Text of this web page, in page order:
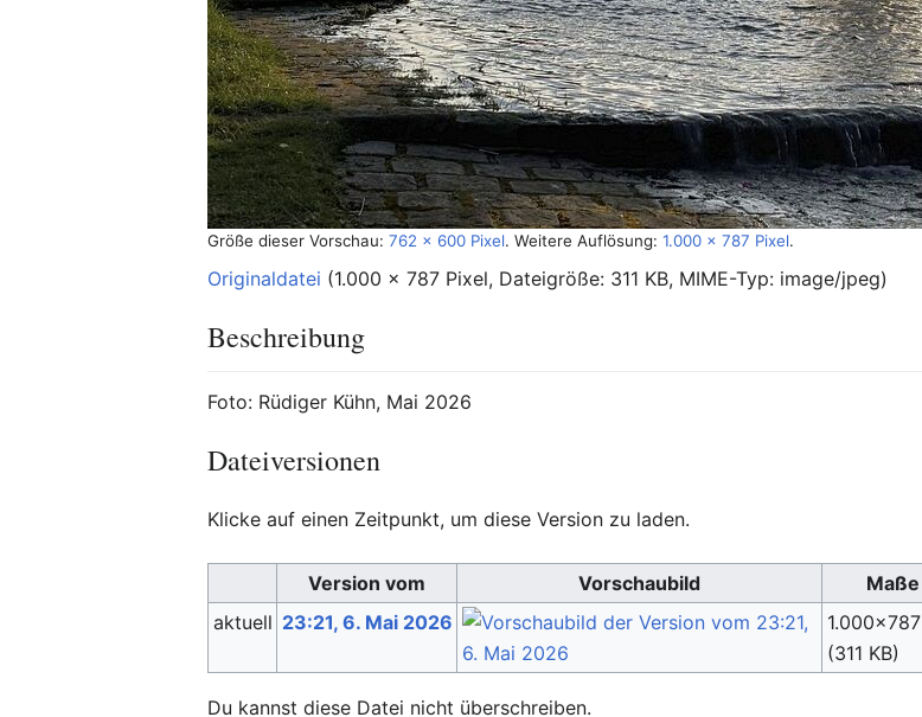
Größe dieser Vorschau:762 × 600 Pixel.Weitere Auflösung:1.000 × 787 Pixel.
Originaldatei (1.000 × 787 Pixel, Dateigröße: 311 KB, MIME-Typ: image/jpeg)
Beschreibung
Foto: Rüdiger Kühn, Mai 2026
Dateiversionen
Klicke auf einen Zeitpunkt, um diese Version zu laden.
Version vom Vorschaubild Maße
aktuell 23:21, 6. Mai 2026
1.000×787
(311 KB)
Du kannst diese Datei nicht überschreiben.